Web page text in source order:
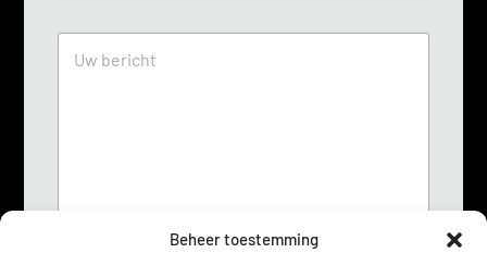
Beheer toestemming
o
n
U
t